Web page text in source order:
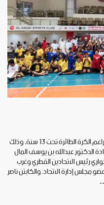
نظمَ النادي العربي الرياضي المهرجان الثاني لبراعم الكرة الطائرة تحت 13 سنة، وذلك
الدكتور عبدالله بن يوسف المال
رئيس الاتحادين القطري وغرب
مجلس إدارة الاتحاد، والكابتن ناصر